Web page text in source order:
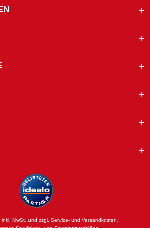
MwSt. und zzgl. Service- und Versandkosten.